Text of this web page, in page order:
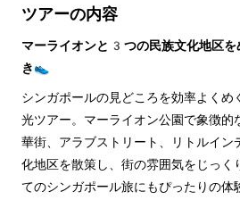
ツアーの内容
マーライオンと3つの民族文化地区を
き👟
シンガポールの見どころを効率よくめ
光ツアー。マーライオン公園で象徴的
華街、アラブストリート、リトルイン
化地区を散策し、街の雰囲気をじっく
てのシンガポール旅にもぴったりの体